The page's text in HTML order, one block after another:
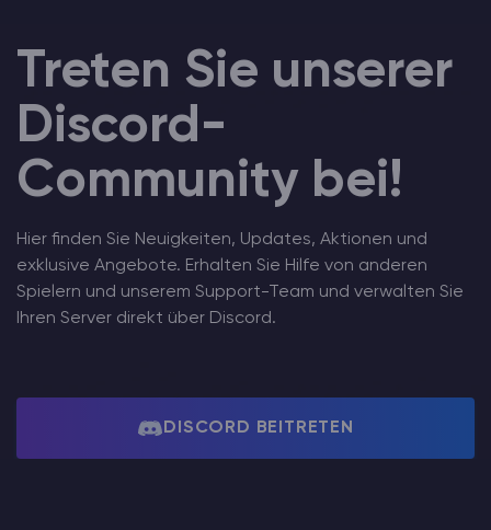
Treten Sie unserer
Discord-
Community bei!
Hier finden Sie Neuigkeiten, Updates, Aktionen und
exklusive Angebote. Erhalten Sie Hilfe von anderen
Spielern und unserem Support-Team und verwalten Sie
Ihren Server direkt über Discord.
DISCORD BEITRETEN